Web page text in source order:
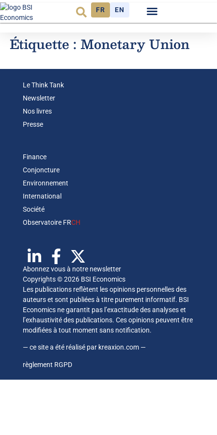
FR EN
Étiquette : Monetary Union
Le Think Tank
Newsletter
Nos livres
Presse
Finance
Conjoncture
Environnement
International
Société
Observatoire FRCH
Abonnez vous à notre newsletter
Copyrights © 2026 BSI Economics
Les publications reflètent les opinions personnelles des
auteurs et sont publiées à titre purement informatif. BSI
Economics ne garantit pas l’exactitude des analyses et
l’exhaustivité des publications. Ces opinions peuvent être
modifiées à tout moment sans notification.
— ce site a été réalisé par kreaxion.com —
règlement RGPD